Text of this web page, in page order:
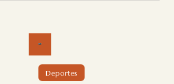
Deportes